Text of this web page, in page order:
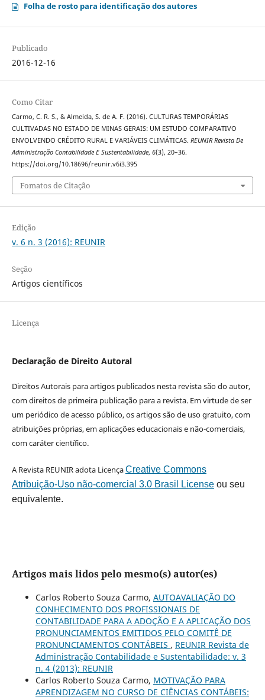
Folha de rosto para identificação dos autores
Publicado
2016-12-16
Como Citar
Carmo, C. R. S., & Almeida, S. de A. F. (2016). CULTURAS TEMPORÁRIAS
CULTIVADAS NO ESTADO DE MINAS GERAIS: UM ESTUDO COMPARATIVO
ENVOLVENDO CRÉDITO RURAL E VARIÁVEIS CLIMÁTICAS. REUNIR Revista De
Administração Contabilidade E Sustentabilidade, 6(3), 20–36.
https://doi.org/10.18696/reunir.v6i3.395
Fomatos de Citação
Edição
v. 6 n. 3 (2016): REUNIR
Seção
Artigos científicos
Licença
Declaração de Direito Autoral
Direitos Autorais para artigos publicados nesta revista são do autor,
com direitos de primeira publicação para a revista. Em virtude de ser
um periódico de acesso público, os artigos são de uso gratuito, com
atribuições próprias, em aplicações educacionais e não-comerciais,
com caráter científico.
A Revista REUNIR adota LicençaCreative Commons
Atribuição-Uso não-comercial 3.0 Brasil Licenseou seu
equivalente.
Artigos mais lidos pelo mesmo(s) autor(es)
Carlos Roberto Souza Carmo, AUTOAVALIAÇÃO DO
CONHECIMENTO DOS PROFISSIONAIS DE
CONTABILIDADE PARA A ADOÇÃO E A APLICAÇÃO DOS
PRONUNCIAMENTOS EMITIDOS PELO COMITÊ DE
PRONUNCIAMENTOS CONTÁBEIS , REUNIR Revista de
Administração Contabilidade e Sustentabilidade: v. 3
n. 4 (2013): REUNIR
Carlos Roberto Souza Carmo, MOTIVAÇÃO PARA
APRENDIZAGEM NO CURSO DE CIÊNCIAS CONTÁBEIS: